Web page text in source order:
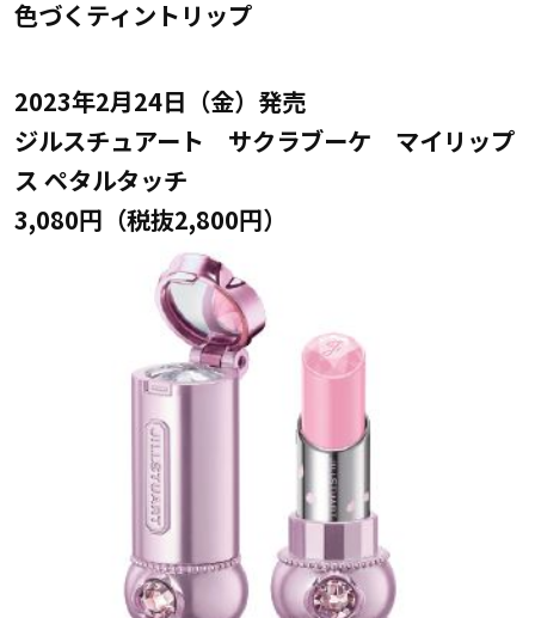
色づくティントリップ
2023年2月24日（金）発売
ジルスチュアート サクラブーケ マイリップ
ス ペタルタッチ
3,080円（税抜2,800円）